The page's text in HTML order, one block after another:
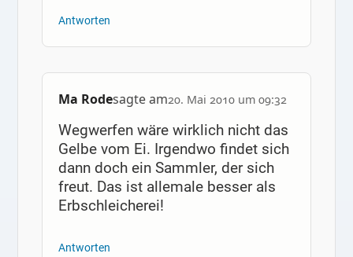
Antworten
Ma Rodesagte am20. Mai 2010 um 09:32
Wegwerfen wäre wirklich nicht das
Gelbe vom Ei. Irgendwo findet sich
dann doch ein Sammler, der sich
freut. Das ist allemale besser als
Erbschleicherei!
Antworten